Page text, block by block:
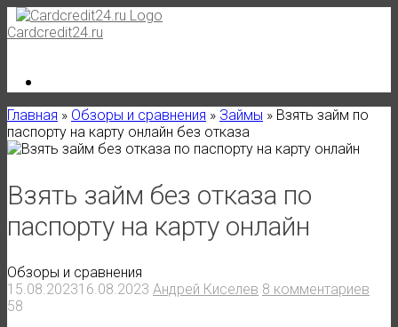
Skip
to
Cardcredit24.ru
Главная » Обзоры и сравнения » Займы » Взять займ по
паспорту на карту онлайн без отказа
Взять займ без отказа по
паспорту на карту онлайн
Обзоры и сравнения
15.08.202316.08.2023 Андрей Киселев 8 комментариев
58